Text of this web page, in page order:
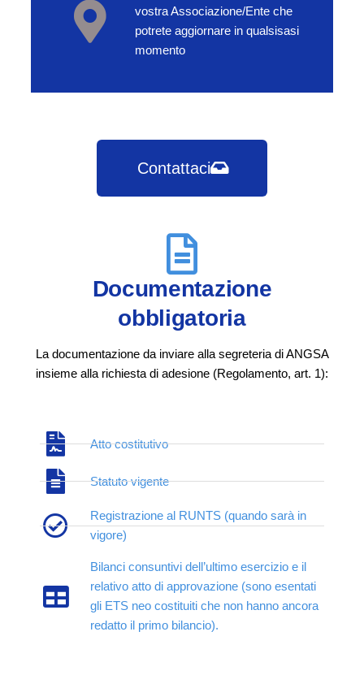
vostra Associazione/Ente che
potrete aggiornare in qualsisasi
momento
Contattaci
Documentazione
obbligatoria
La documentazione da inviare alla segreteria di ANGSA
insieme alla richiesta di adesione (Regolamento, art. 1):
Atto costitutivo
Statuto vigente
Registrazione al RUNTS (quando sarà in
vigore)
Bilanci consuntivi dell’ultimo esercizio e il
relativo atto di approvazione (sono esentati
gli ETS neo costituiti che non hanno ancora
redatto il primo bilancio).